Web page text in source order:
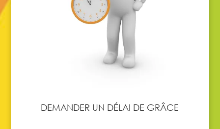
DEMANDER UN DÉLAI DE GRÂCE